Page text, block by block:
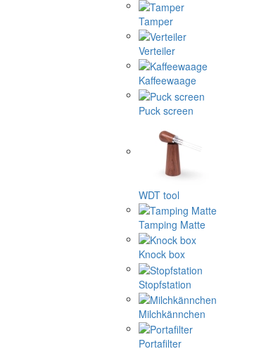
Tamper
Verteiler
Kaffeewaage
Puck screen
WDT tool
Tamping Matte
Knock box
Stopfstation
Milchkännchen
Portafilter